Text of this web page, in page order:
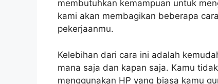
membutuhkan kemampuan untuk
kami akan membagikan beberapa
pekerjaanmu.
Kelebihan dari cara ini adalah
mana saja dan kapan saja. Kamu
menggunakan HP yang biasa kamu